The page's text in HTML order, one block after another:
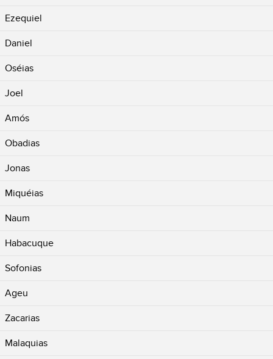
Ezequiel
Daniel
Oséias
Joel
Amós
Obadias
Jonas
Miquéias
Naum
Habacuque
Sofonias
Ageu
Zacarias
Malaquias